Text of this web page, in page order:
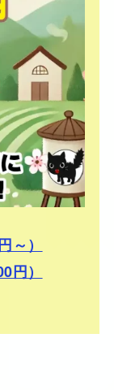
～）
円）